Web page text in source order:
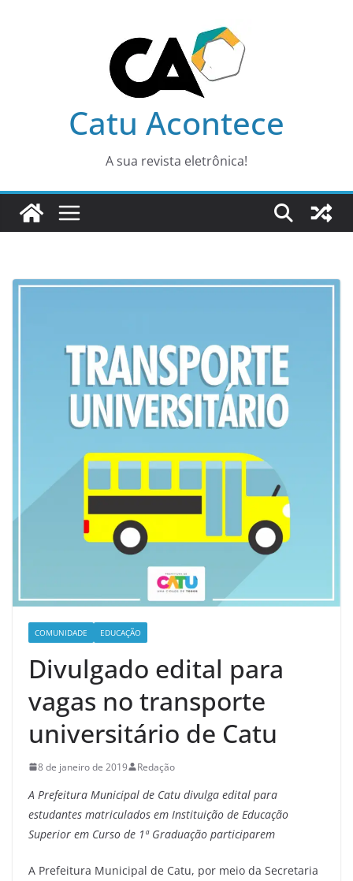
Catu Acontece
A sua revista eletrônica!
COMUNIDADE EDUCAÇÃO
Divulgado edital para
vagas no transporte
universitário de Catu
8 de janeiro de 2019 Redação
A Prefeitura Municipal de Catu divulga edital para
estudantes matriculados em Instituição de Educação
Superior em Curso de 1ª Graduação participarem
A Prefeitura Municipal de Catu, por meio da Secretaria